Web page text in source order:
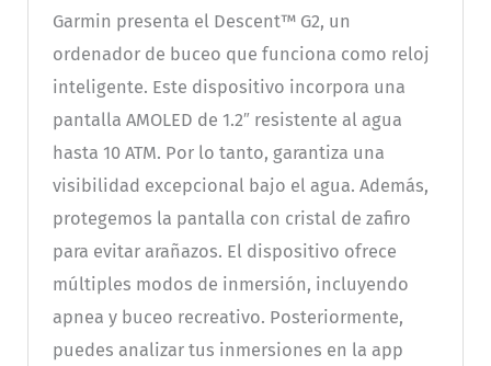
Garmin presenta el Descent™ G2, un
ordenador de buceo que funciona como reloj
inteligente. Este dispositivo incorpora una
pantalla AMOLED de 1.2″ resistente al agua
hasta 10 ATM. Por lo tanto, garantiza una
visibilidad excepcional bajo el agua. Además,
protegemos la pantalla con cristal de zafiro
para evitar arañazos. El dispositivo ofrece
múltiples modos de inmersión, incluyendo
apnea y buceo recreativo. Posteriormente,
puedes analizar tus inmersiones en la app